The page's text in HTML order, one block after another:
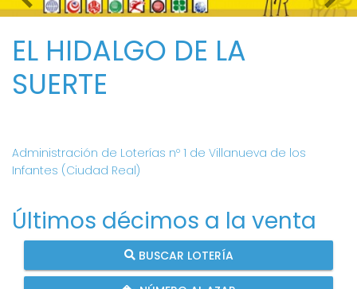
Imagen anterior
EL HIDALGO DE LA
SUERTE
Administración de Loterías nº 1 de Villanueva de los
Infantes (Ciudad Real)
Últimos décimos a la venta
BUSCAR LOTERÍA